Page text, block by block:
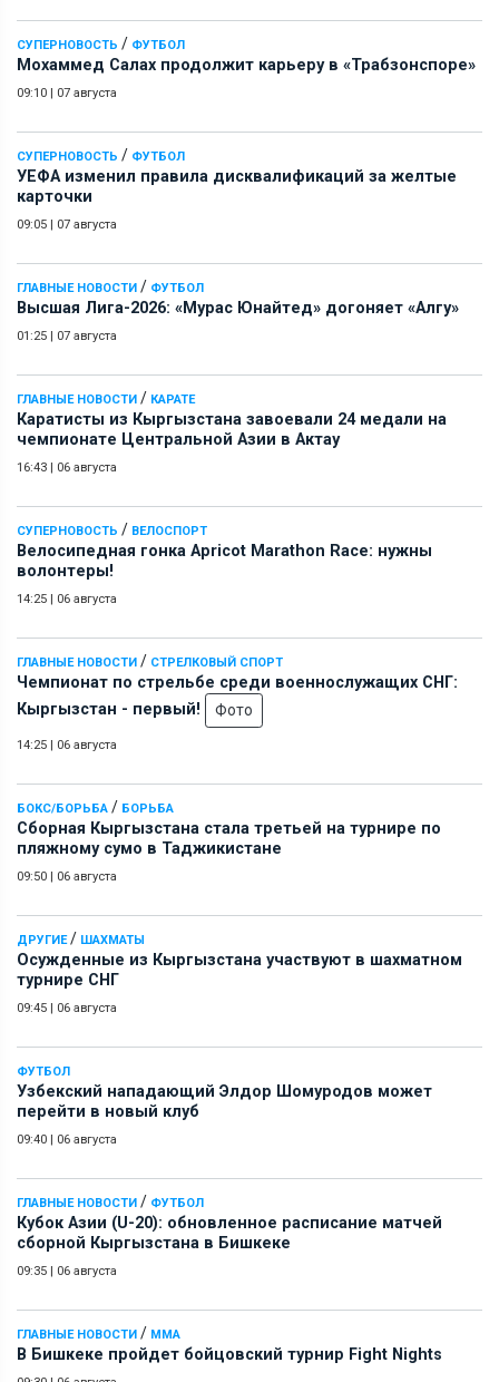
СУПЕРНОВОСТЬ / ФУТБОЛ
Мохаммед Салах продолжит карьеру в «Трабзонспоре»
09:10 | 07 августа
СУПЕРНОВОСТЬ / ФУТБОЛ
УЕФА изменил правила дисквалификаций за желтые
карточки
09:05 | 07 августа
ГЛАВНЫЕ НОВОСТИ / ФУТБОЛ
Высшая Лига-2026: «Мурас Юнайтед» догоняет «Алгу»
01:25 | 07 августа
ГЛАВНЫЕ НОВОСТИ / КАРАТЕ
Каратисты из Кыргызстана завоевали 24 медали на
чемпионате Центральной Азии в Актау
16:43 | 06 августа
СУПЕРНОВОСТЬ / ВЕЛОСПОРТ
Велосипедная гонка Apricot Marathon Race: нужны
волонтеры!
14:25 | 06 августа
ГЛАВНЫЕ НОВОСТИ / СТРЕЛКОВЫЙ СПОРТ
Чемпионат по стрельбе среди военнослужащих СНГ:
Кыргызстан - первый!
Фото
14:25 | 06 августа
БОКС/БОРЬБА / БОРЬБА
Сборная Кыргызстана стала третьей на турнире по
пляжному сумо в Таджикистане
09:50 | 06 августа
ДРУГИЕ/ ШАХМАТЫ
Осужденные из Кыргызстана участвуют в шахматном
турнире СНГ
09:45 | 06 августа
ФУТБОЛ
Узбекский нападающий Элдор Шомуродов может
перейти в новый клуб
09:40 | 06 августа
ГЛАВНЫЕ НОВОСТИ / ФУТБОЛ
Кубок Азии (U-20): обновленное расписание матчей
сборной Кыргызстана в Бишкеке
09:35 | 06 августа
ГЛАВНЫЕ НОВОСТИ / ММА
В Бишкеке пройдет бойцовский турнир Fight Nights